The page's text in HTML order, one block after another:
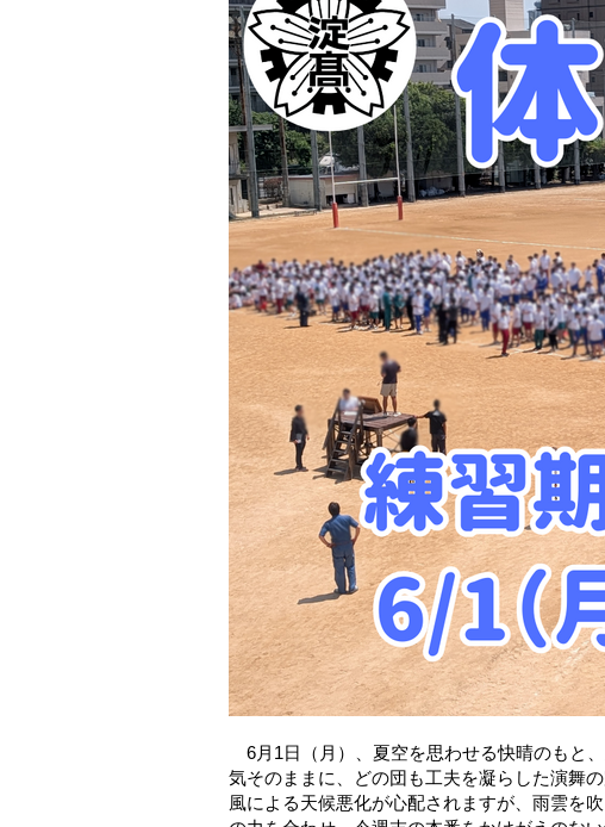
6月1日（月）、夏空を思わせる快晴のもと
気そのままに、どの団も工夫を凝らした演舞
風による天候悪化が心配されますが、雨雲を